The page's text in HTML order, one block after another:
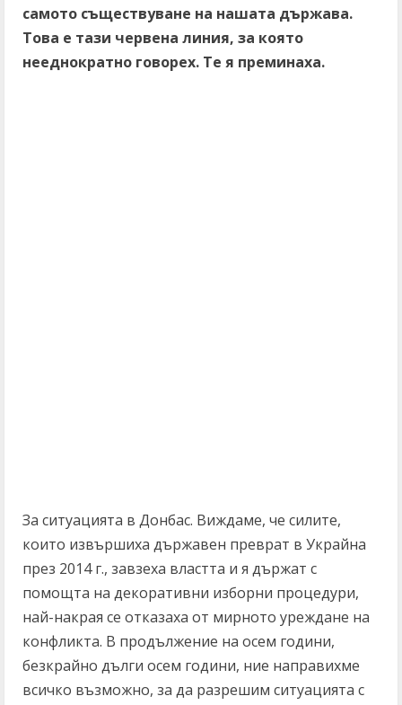
самото съществуване на нашата държава.
Това е тази червена линия, за която
нееднократно говорех. Те я преминаха.
За ситуацията в Донбас. Виждаме, че силите,
които извършиха държавен преврат в Украйна
през 2014 г., завзеха властта и я държат с
помощта на декоративни изборни процедури,
най-накрая се отказаха от мирното уреждане на
конфликта. В продължение на осем години,
безкрайно дълги осем години, ние направихме
всичко възможно, за да разрешим ситуацията с